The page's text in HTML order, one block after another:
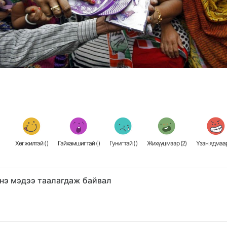
Хөгжилтэй () Гайхамшигтай () Гунигтай () Жихүүцмээр (2) Үзэн
мэдээ таалагдаж байвал